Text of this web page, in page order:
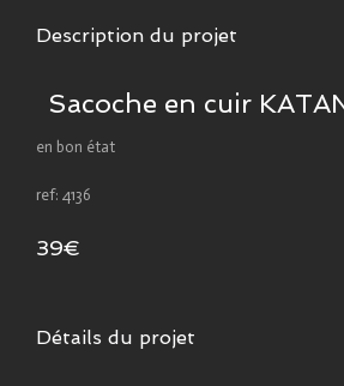
Description du projet
Sacoche en cuir
en bon état
ref: 4136
39€
Détails du projet